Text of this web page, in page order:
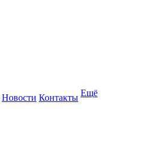
Новости Контакты Ещё